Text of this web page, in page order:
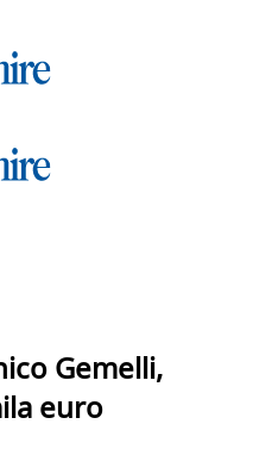
Gemelli,
euro